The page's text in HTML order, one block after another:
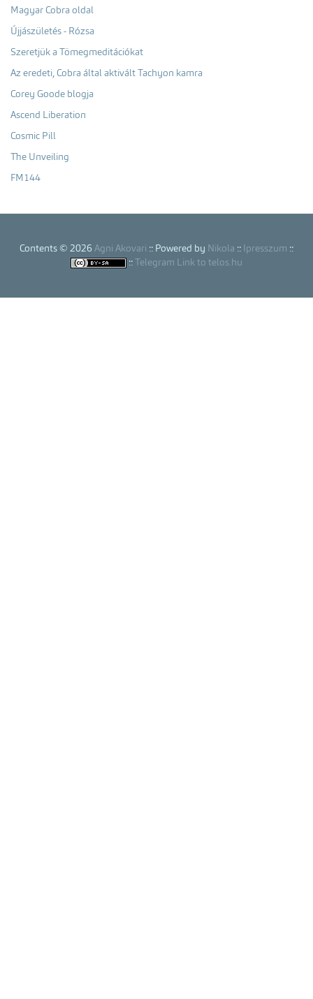
Magyar Cobra oldal
Újjászületés - Rózsa
Szeretjük a Tömegmeditációkat
Az eredeti, Cobra által aktivált Tachyon kamra
Corey Goode blogja
Ascend Liberation
Cosmic Pill
The Unveiling
FM144
Contents © 2026 Agni Akovari :: Powered by Nikola :: Ipresszum ::
::
Telegram Link to telos.hu